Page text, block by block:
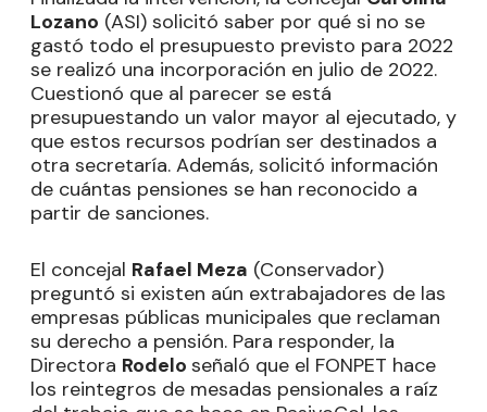
Lozano (ASI) solicitó saber por qué si no se
gastó todo el presupuesto previsto para 2022
se realizó una incorporación en julio de 2022.
Cuestionó que al parecer se está
presupuestando un valor mayor al ejecutado, y
que estos recursos podrían ser destinados a
otra secretaría. Además, solicitó información
de cuántas pensiones se han reconocido a
partir de sanciones.
El concejal Rafael Meza (Conservador)
preguntó si existen aún extrabajadores de las
empresas públicas municipales que reclaman
su derecho a pensión. Para responder, la
Directora Rodelo señaló que el FONPET hace
los reintegros de mesadas pensionales a raíz